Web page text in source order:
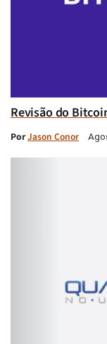
Revisão do
PorJason Conor